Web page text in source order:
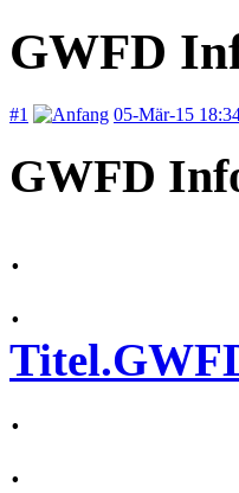
GWFD
#1 05-Mär-15
GWFD
.
.
.
.